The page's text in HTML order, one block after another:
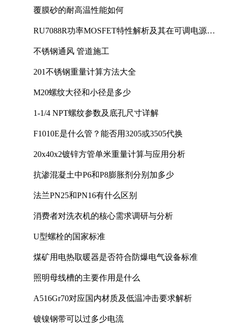
覆膜砂的耐高温性能如何
RU7088R功率MOSFET特性解析及其在可调电源设
不锈钢通风 管道施工
201不锈钢重量计算方法大全
M20螺纹大径和小径是多少
1-1/4 NPT螺纹参数及底孔尺寸详解
F1010E是什么管？能否用3205或3505代换
20x40x2镀锌方管单米重量计算与应用分析
抗渗混凝土中P6和P8膨胀剂分别加多少
法兰PN25和PN16有什么区别
消费者对洗衣机的核心需求调研与分析
U型螺栓的国家标准
煤矿用电热取暖器是否符合防爆电气设备标准
照明母线槽的主要作用是什么
A516Gr70对应国内材质及低温冲击要求解析
镀镍钢带可以过多少电流